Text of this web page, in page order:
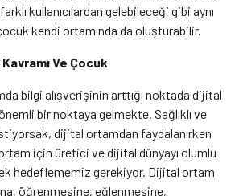
kullanıcılardan gelebileceği gibi aynı
kendi ortamında da oluşturabilir.
Ve Çocuk
bilgi alışverişinin arttığı noktada dijital
bir noktaya gelmekte. Sağlıklı ve
dijital ortamdan faydalanırken
için üretici ve dijital dünyayı olumlu
hedeflememiz gerekiyor. Dijital ortam
öğrenmesine, eğlenmesine,